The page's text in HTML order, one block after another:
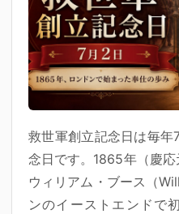
救世軍創立記念日は毎
念日です。1865年（慶
ウィリアム・ブース（
ンのイーストエンドで